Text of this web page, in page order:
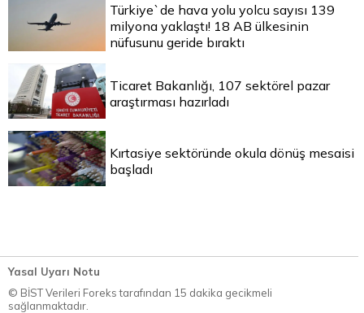
Türkiye`de hava yolu yolcu sayısı 139
milyona yaklaştı! 18 AB ülkesinin
nüfusunu geride bıraktı
Ticaret Bakanlığı, 107 sektörel pazar
araştırması hazırladı
Kırtasiye sektöründe okula dönüş mesaisi
başladı
Yasal Uyarı Notu
© BİST Verileri Foreks tarafından 15 dakika gecikmeli
sağlanmaktadır.